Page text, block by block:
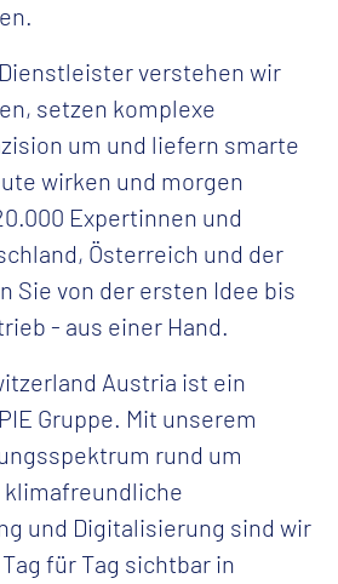
verstehen wir
setzen komplexe
um und liefern smarte
wirken und morgen
Expertinnen und
Österreich und der
Sie von der ersten Idee bis
- aus einer Hand.
Austria ist ein
Gruppe. Mit unserem
rund um
und Digitalisierung sind wir
für Tag sichtbar in